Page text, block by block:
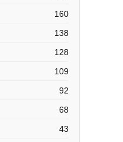
160
138
128
109
92
68
43